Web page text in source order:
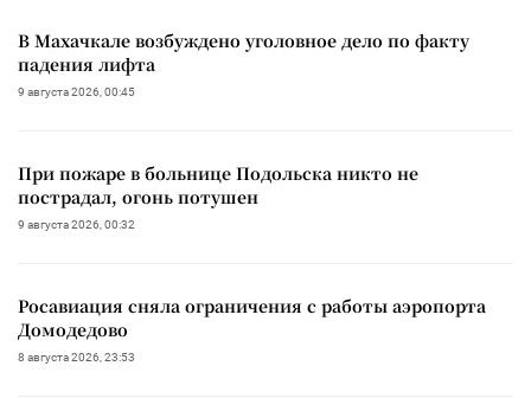
В Махачкале возбуждено уголовное дело по факту
падения лифта
9 августа 2026, 00:45
При пожаре в больнице Подольска никто не
пострадал, огонь потушен
9 августа 2026, 00:32
Росавиация сняла ограничения с работы аэропорта
Домодедово
8 августа 2026, 23:53